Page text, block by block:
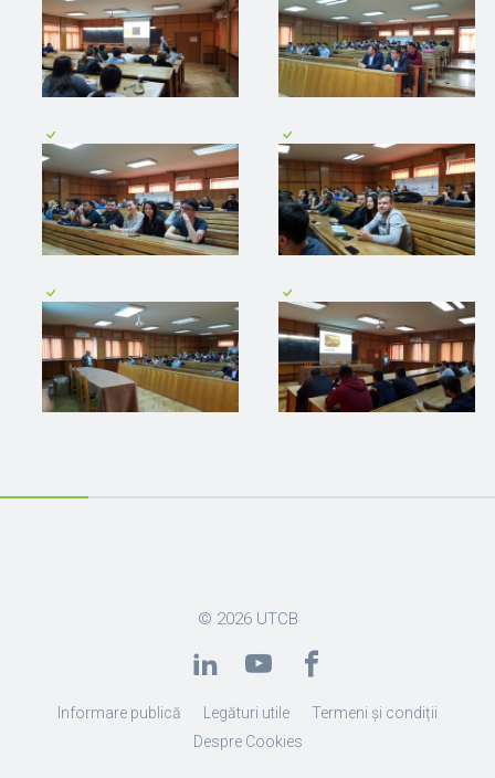
© 2026 UTCB
Informare publică Legături utile
Termeni și condiții
Despre Cookies